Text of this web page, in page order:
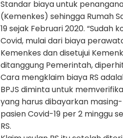
Standar biaya untuk
(Kemenkes) sehingga Rumah
19 sejak Februari 2020.
Covid, mulai dari biaya
Kemenkes dan disetujui
ditanggung Pemerintah,
Cara mengklaim biaya RS
BPJS diminta untuk
yang harus dibayarkan
pasien Covid-19 per 2 minggu
RS.